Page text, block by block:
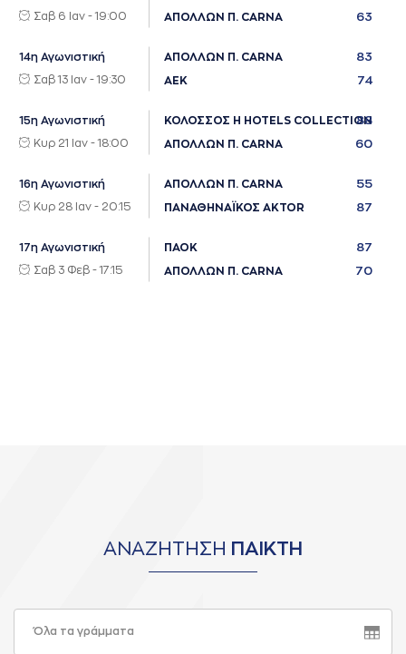
Σαβ 6 Ιαν - 19:00 ΑΠΟΛΛΩΝ Π. CARNA 63
14η Αγωνιστική
Σαβ 13 Ιαν - 19:30
ΑΠΟΛΛΩΝ Π. CARNA 83
ΑΕΚ 74
15η Αγωνιστική
Κυρ 21 Ιαν - 18:00
ΚΟΛΟΣΣΟΣ H HOTELS COLLECTION
88
ΑΠΟΛΛΩΝ Π. CARNA 60
16η Αγωνιστική
Κυρ 28 Ιαν - 20:15
ΑΠΟΛΛΩΝ Π. CARNA 55
ΠΑΝΑΘΗΝΑΪΚΟΣ AKTOR 87
17η Αγωνιστική
Σαβ 3 Φεβ - 17:15
ΠΑΟΚ 87
ΑΠΟΛΛΩΝ Π. CARNA 70
ΑΝΑΖΗΤΗΣΗ ΠΑΙΚΤΗ
Όλα τα γράμματα